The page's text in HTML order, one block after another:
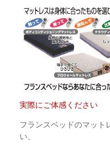
実際にご体感ください
フランスベッドのマット
い